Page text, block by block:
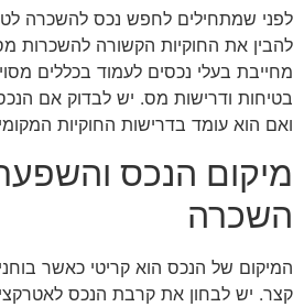
לפני שמתחילים לחפש נכס להשכרה
להבין את החוקיות הקשורה להשכרות
מחייבת בעלי נכסים לעמוד בכללים
בטיחות ודרישות מס. יש לבדוק אם
ואם הוא עומד בדרישות החוקיות
מיקום הנכס
השכרה
המיקום של הנכס הוא קריטי כאשר
קצר. יש לבחון את קרבת הנכס